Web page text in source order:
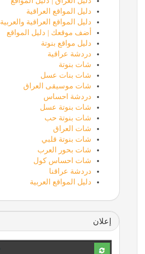
دليل المواقع العراقية
دليل المواقع العراقية والعربية
أضف موقعك | دليل المواقع
دليل مواقع بنوتة
دردشة عراقية
شات بنوتة
شات بنات عسل
شات موسيقى العراق
دردشة احساس
شات بنوتة عسل
شات بنوتة حب
شات العراق
شات بنوتة قلبي
شات بحور العرب
شات احساس كول
دردشة عراقنا
دليل المواقع العربية
إعلان